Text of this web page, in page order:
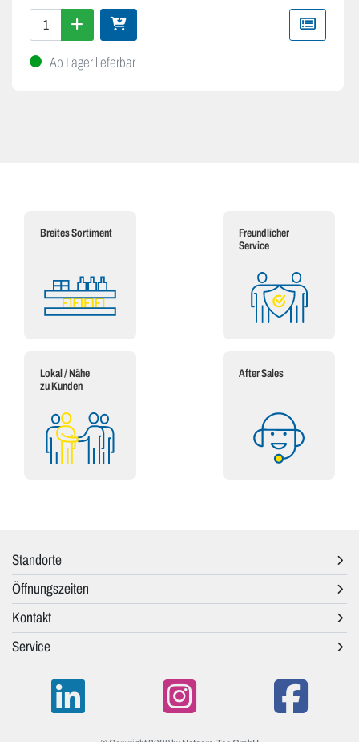
Ab Lager lieferbar
Breites Sortiment
Freundlicher
Service
Lokal / Nähe
zu Kunden
After Sales
Standorte
Öffnungszeiten
Kontakt
Service